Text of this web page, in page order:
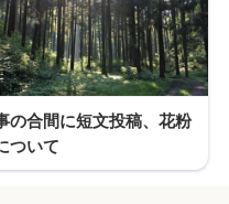
の合間に短文投稿、花粉
ついて